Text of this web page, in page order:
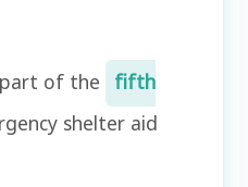
of the fifth
shelter aid